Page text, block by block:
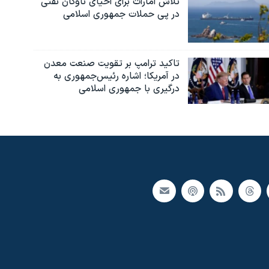
در پی حملات جمهوری اسلامی
تاکید ترامپ بر تقویت صنعت معدن
در آمریکا؛ اشاره رئیس‌جمهوری به
درگیری با جمهوری اسلامی